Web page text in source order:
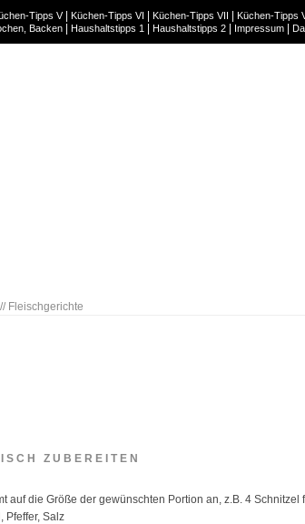
Tipps V| Küchen-Tipps VI Küchen-Tipps VII Küchen-Tipps
Backen Haushaltstipps 1 Haushaltstipps 2 Impressum
// Fleischgerichte
ZUBEREITEN
auf die Größe der gewünschten Portion an, z.B. 4 Schnitzel
Pfeffer, Salz